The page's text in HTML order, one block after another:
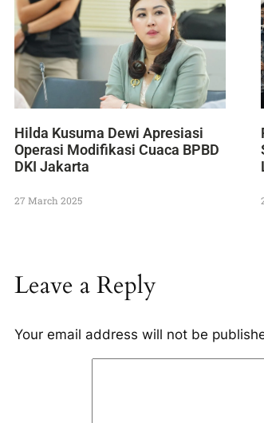
Hilda Kusuma Dewi Apresiasi
Operasi Modifikasi Cuaca BPBD
DKI Jakarta
27 March 2025
Leave a Reply
Your email address will not be